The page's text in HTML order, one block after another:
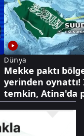
Dünya
Mekke paktı
yerinden
temkin, Atina'da